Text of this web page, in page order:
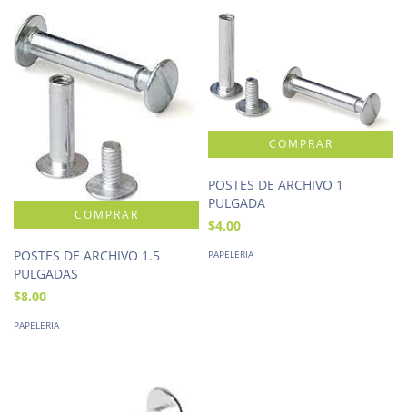
POSTES DE ARCHIVO 1.5
PULGADAS
$8.00
PAPELERIA
POSTES DE ARCHIVO 1
PULGADA
$4.00
PAPELERIA